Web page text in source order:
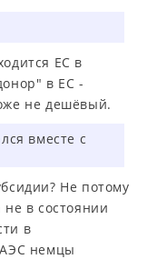
ЕС в
в ЕС -
не дешёвый.
вместе с
Не потому
в состоянии
в
АЭС немцы